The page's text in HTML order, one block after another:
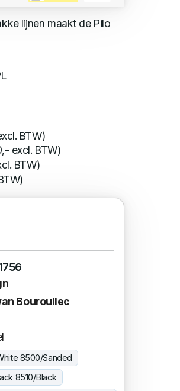
lijnen maakt de Pilo
BTW)
excl. BTW)
BTW)
Bouroullec
8500/Sanded
8510/Black